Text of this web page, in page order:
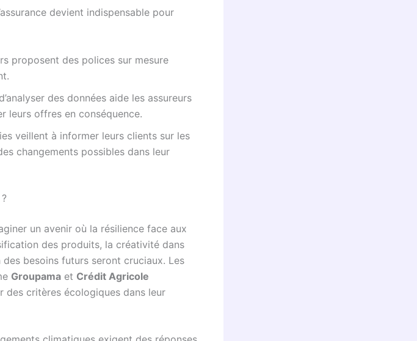
devient indispensable pour
proposent des polices sur mesure
des données aide les assureurs
leurs offres en conséquence.
veillent à informer leurs clients sur les
changements possibles dans leur
un avenir où la résilience face aux
des produits, la créativité dans
des besoins futurs seront cruciaux. Les
Groupama et Crédit Agricole
des critères écologiques dans leur